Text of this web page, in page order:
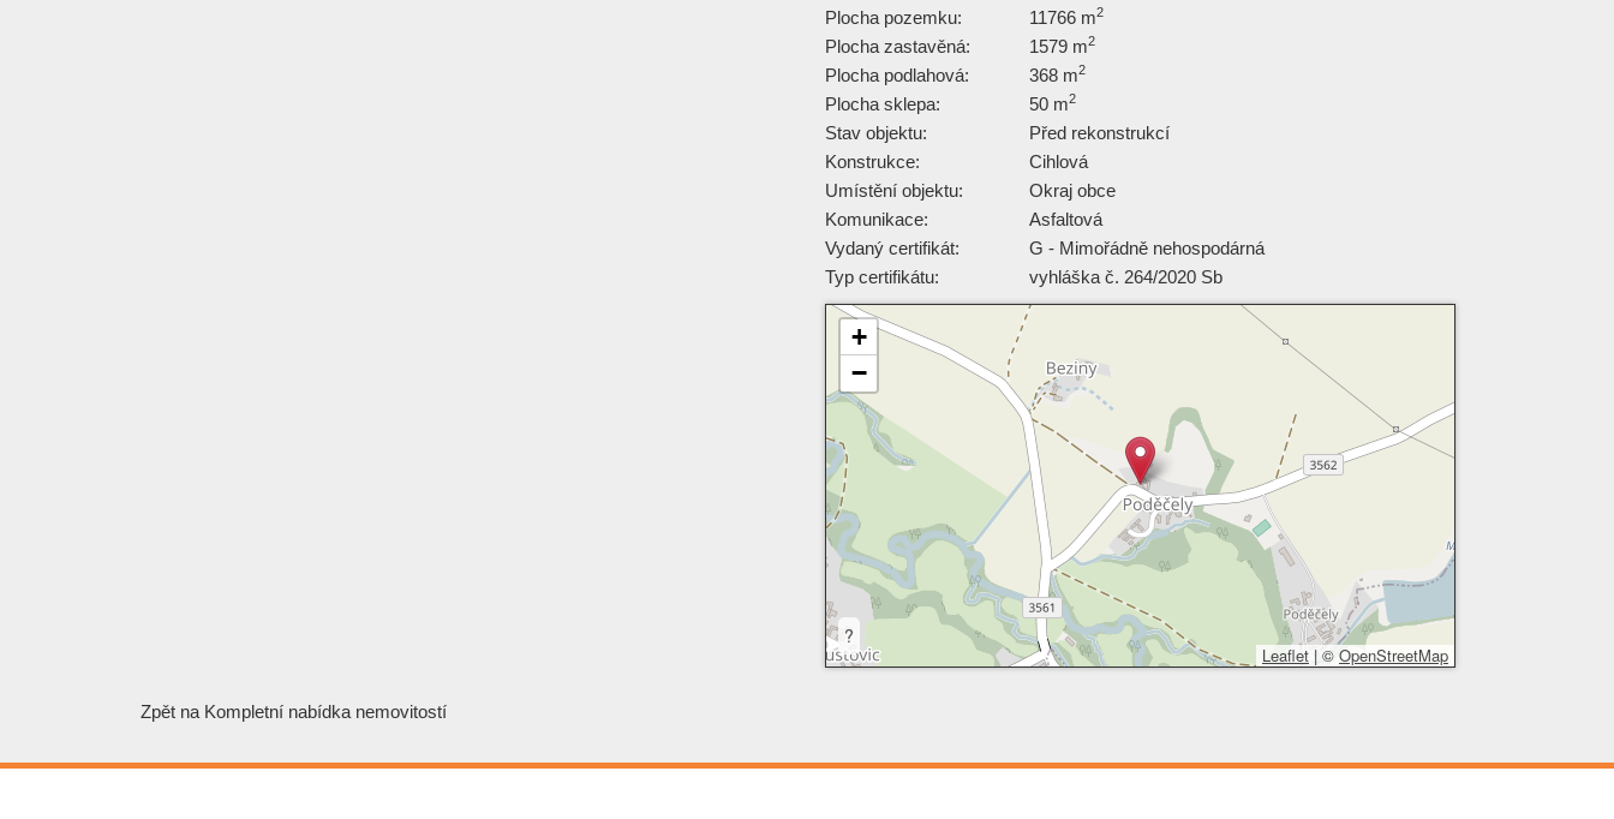
Plocha pozemku:
11766 m2
Plocha zastavěná: 1579 m2
Plocha podlahová: 368 m2
Plocha sklepa: 50 m2
Stav objektu:
Před rekonstrukcí
Konstrukce:
Cihlová
Umístění objektu:
Okraj obce
Komunikace:
Asfaltová
Vydaný certifikát:
G - Mimořádně nehospodárná
Typ certifikátu:
vyhláška č. 264/2020 Sb
+
−
?
Leaflet | © OpenStreetMap
Zpět na Kompletní nabídka nemovitostí